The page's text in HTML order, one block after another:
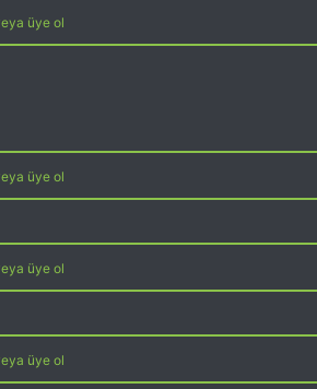
üye ol
üye ol
üye ol
üye ol